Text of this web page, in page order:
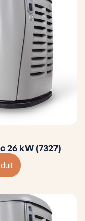
26 kW (7327)